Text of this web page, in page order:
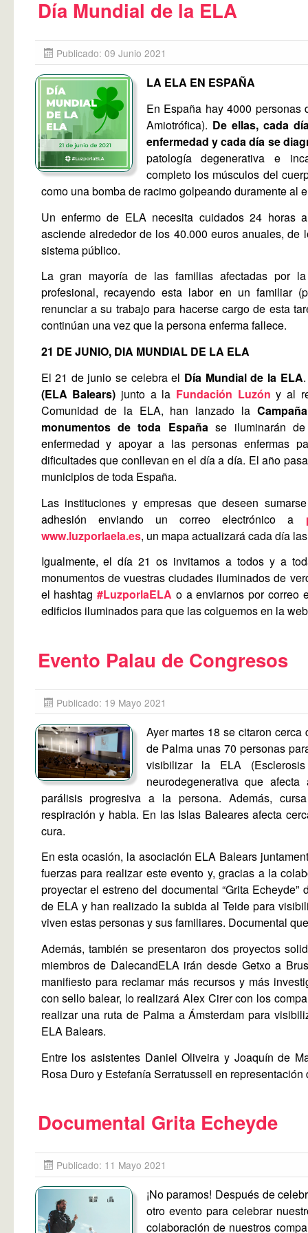
Día Mundial de la ELA
Publicado: 09 Junio 2021
LA ELA EN ESPAÑA
En España hay 4000 personas
Amiotrófica). De ellas, cada
enfermedad y cada día se
patología degenerativa e
completo los músculos del
como una bomba de racimo golpeando duramente al
Un enfermo de ELA necesita cuidados 24 horas
asciende alrededor de los 40.000 euros anuales,
sistema público.
La gran mayoría de las familias afectadas por
profesional, recayendo esta labor en un familiar
renunciar a su trabajo para hacerse cargo de esta
continúan una vez que la persona enferma fallece.
21 DE JUNIO, DIA MUNDIAL DE LA ELA
El 21 de junio se celebra el Día Mundial de la ELA
(ELA Balears) junto a la Fundación Luzón y al
Comunidad de la ELA, han lanzado la
monumentos de toda Españase iluminarán
enfermedad y apoyar a las personas enfermas
dificultades que conllevan en el día a día. El año
municipios de toda España.
Las instituciones y empresas que deseen
adhesión enviando un correo electrónico a
www.luzporlaela.es, un mapa actualizará cada día
Igualmente, el día 21 os invitamos a todos y a
monumentos de vuestras ciudades iluminados de
el hashtag #LuzporlaELA o a enviarnos por correo
edificios iluminados para que las colguemos en la
Evento Palau de Congresos
Publicado: 19 Mayo 2021
Ayer martes 18 se citaron
de Palma unas 70 personas
visibilizar la ELA
neurodegenerativa que
parálisis progresiva a la persona. Además,
respiración y habla. En las Islas Baleares afecta
cura.
En esta ocasión, la asociación ELA Balears
fuerzas para realizar este evento y, gracias a la
proyectar el estreno del documental “Grita
de ELA y han realizado la subida al Teide para
viven estas personas y sus familiares. Documental
Además, también se presentaron dos proyectos
miembros de DalecandELA irán desde Getxo a
manifiesto para reclamar más recursos y más
con sello balear, lo realizará Alex Cirer con los
realizar una ruta de Palma a Ámsterdam para
ELA Balears.
Entre los asistentes Daniel Oliveira y Joaquín de
Rosa Duro y Estefanía Serratussell en
Documental Grita Echeyde
Publicado: 11 Mayo 2021
¡No paramos! Después de
otro evento para celebrar
colaboración de nuestros